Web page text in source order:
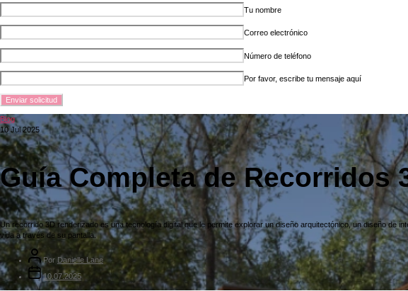
Tu nombre
Correo electrónico
Número de teléfono
Por favor, escribe tu mensaje aquí
Blog
10 Jul 2025
Guía Completa de Recorridos
Un recorrido 3D renderizado es una tecnología digital que le permite explorar un diseño arquitectónico, un diseño
vida a través de su pantalla.
Por Danielle Lane
10.07.2025